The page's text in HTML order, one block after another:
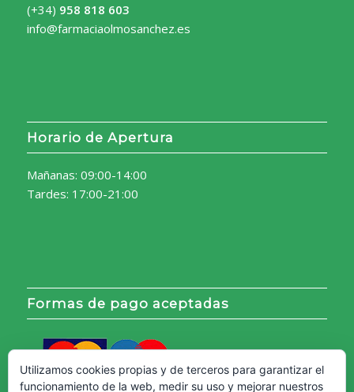
(+34) 958 818 603
info@farmaciaolmosanchez.es
Horario de Apertura
Mañanas: 09:00-14:00
Tardes: 17:00-21:00
Formas de pago aceptadas
Utilizamos cookies propias y de terceros para garantizar el
funcionamiento de la web, medir su uso y mejorar nuestros